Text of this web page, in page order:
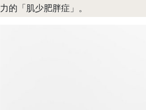
力的「肌少肥胖症」。